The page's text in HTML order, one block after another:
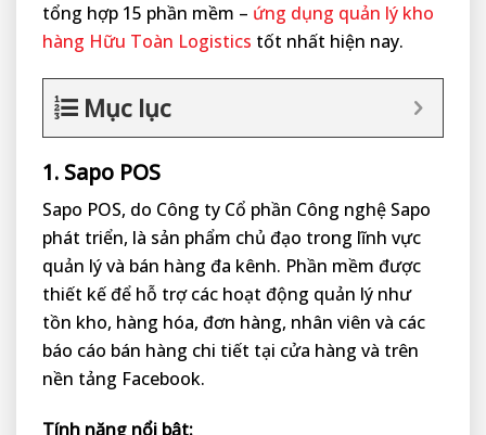
tổng hợp 15 phần mềm – ứng dụng quản lý kho
hàng Hữu Toàn Logistics tốt nhất hiện nay.
Mục lục
1. Sapo POS
Sapo POS, do Công ty Cổ phần Công nghệ Sapo
phát triển, là sản phẩm chủ đạo trong lĩnh vực
quản lý và bán hàng đa kênh. Phần mềm được
thiết kế để hỗ trợ các hoạt động quản lý như
tồn kho, hàng hóa, đơn hàng, nhân viên và các
báo cáo bán hàng chi tiết tại cửa hàng và trên
nền tảng Facebook.
Tính năng nổi bật: